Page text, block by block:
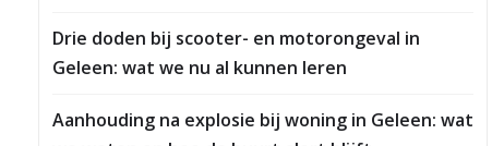
Drie doden bij scooter- en motorongeval in
Geleen: wat we nu al kunnen leren
Aanhouding na explosie bij woning in Geleen: wat